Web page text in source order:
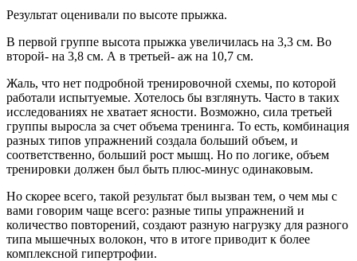
Результат оценивали по высоте прыжка.
В первой группе высота прыжка увеличилась на 3,3 см. Во
второй- на 3,8 см. А в третьей- аж на 10,7 см.
Жаль, что нет подробной тренировочной схемы, по которой
работали испытуемые. Хотелось бы взглянуть. Часто в таких
исследованиях не хватает ясности. Возможно, сила третьей
группы выросла за счет объема тренинга. То есть, комбинация
разных типов упражнений создала больший объем, и
соответственно, больший рост мышц. Но по логике, объем
тренировки должен был быть плюс-минус одинаковым.
Но скорее всего, такой результат был вызван тем, о чем мы с
вами говорим чаще всего: разные типы упражнений и
количество повторений, создают разную нагрузку для разного
типа мышечных волокон, что в итоге приводит к более
комплексной гипертрофии.